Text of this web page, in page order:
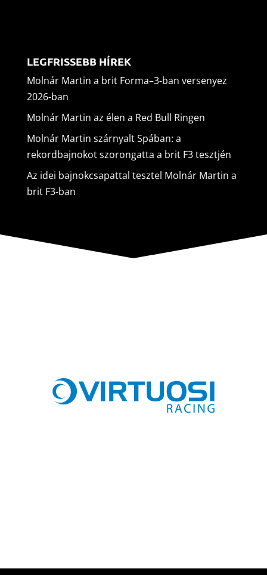
LEGFRISSEBB HÍREK
Molnár Martin a brit Forma–3-ban versenyez
2026-ban
Molnár Martin az élen a Red Bull Ringen
Molnár Martin szárnyalt Spában: a
rekordbajnokot szorongatta a brit F3 tesztjén
Az idei bajnokcsapattal tesztel Molnár Martin a
brit F3-ban